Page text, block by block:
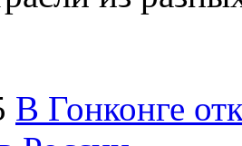
В Гонконге